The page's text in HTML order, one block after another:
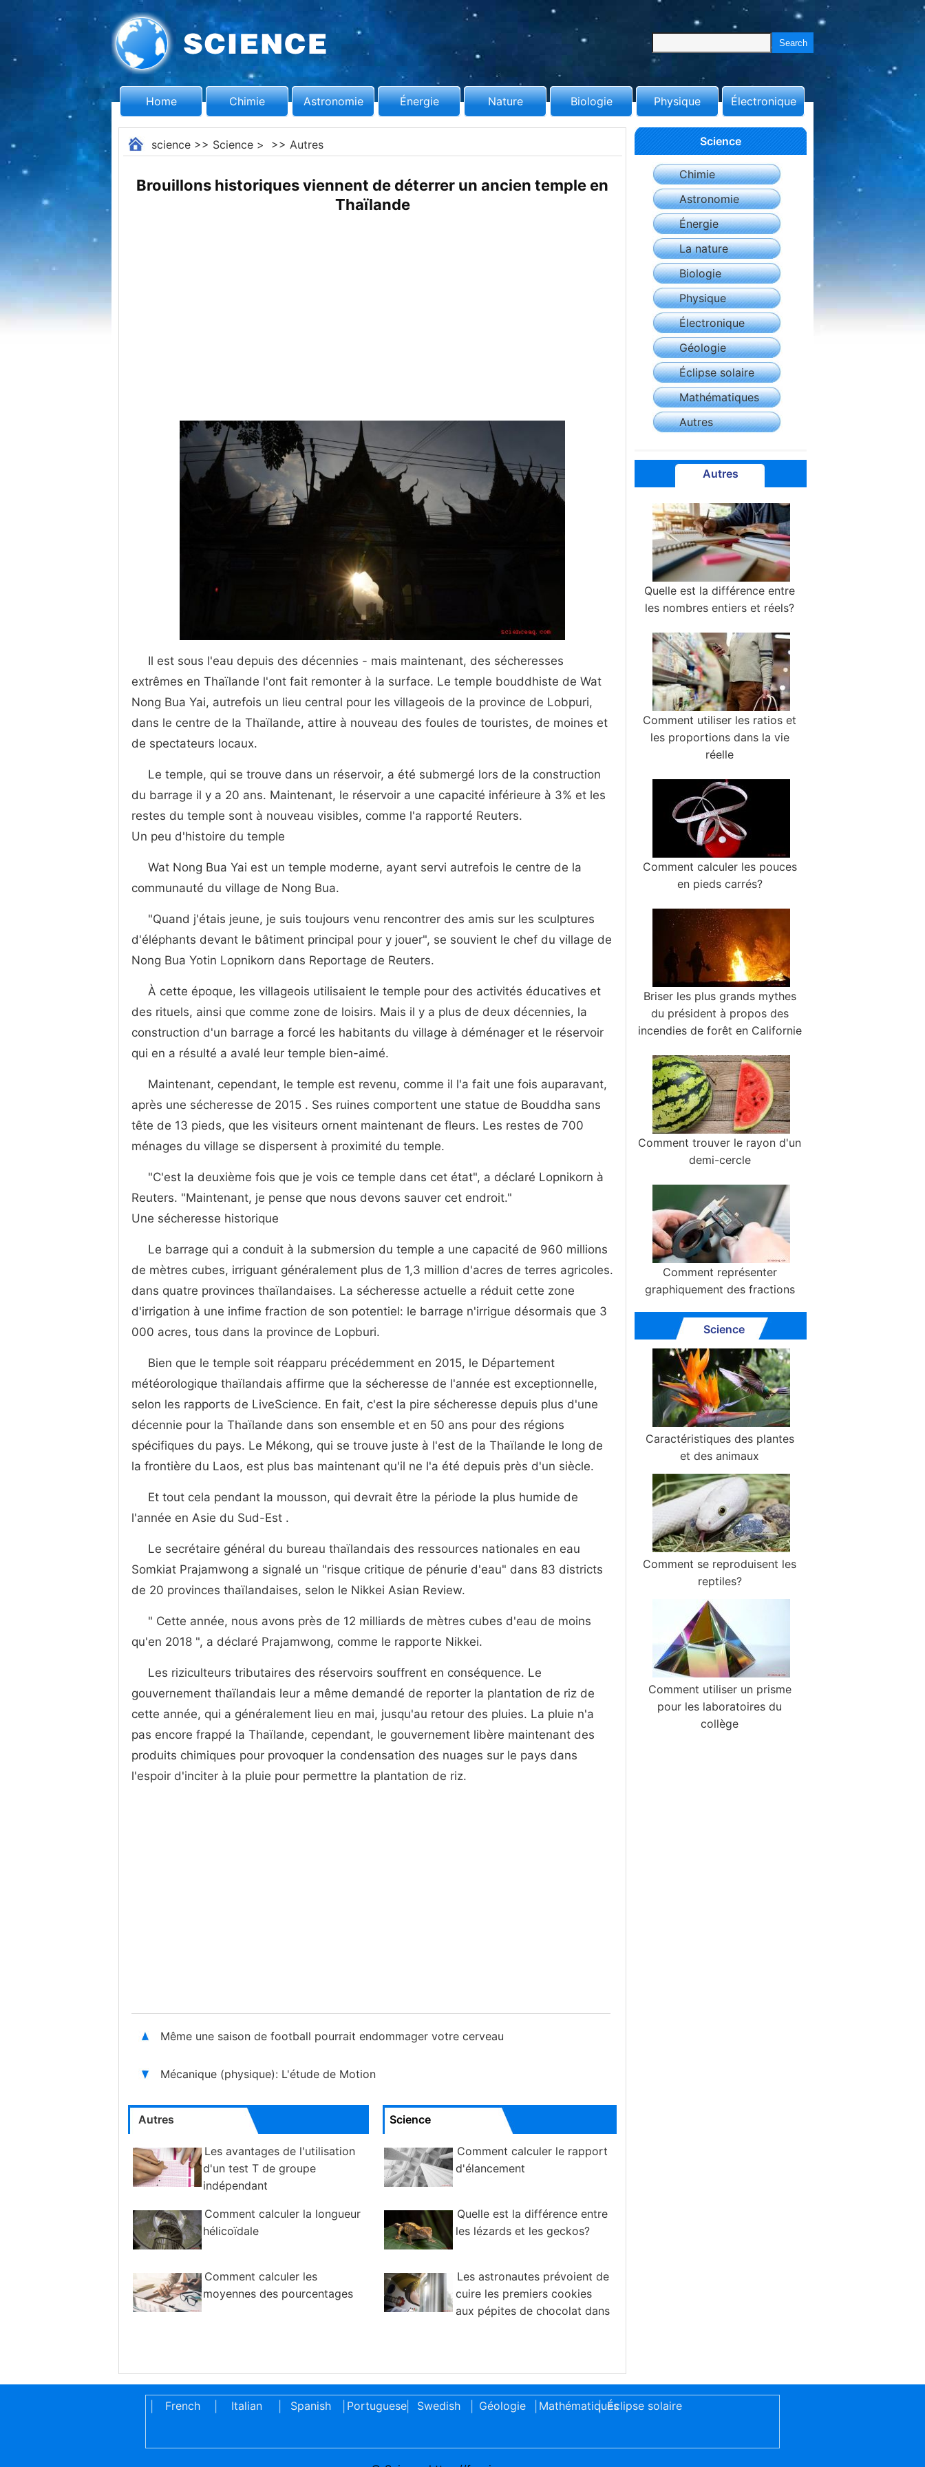
Home Chimie Astronomie Énergie Nature Biologie Physique Électronique
science>> Science> >> Autres
Brouillons historiques viennent de déterrer un ancien temple en
Thaïlande
Il est sous l'eau depuis des décennies - mais maintenant, des sécheresses
extrêmes en Thaïlande l'ont fait remonter à la surface. Le temple bouddhiste de Wat
Nong Bua Yai, autrefois un lieu central pour les villageois de la province de Lobpuri,
dans le centre de la Thaïlande, attire à nouveau des foules de touristes, de moines et
de spectateurs locaux.
Le temple, qui se trouve dans un réservoir, a été submergé lors de la construction
du barrage il y a 20 ans. Maintenant, le réservoir a une capacité inférieure à 3% et les
restes du temple sont à nouveau visibles, comme l'a rapporté Reuters.
Un peu d'histoire du temple
Wat Nong Bua Yai est un temple moderne, ayant servi autrefois le centre de la
communauté du village de Nong Bua.
"Quand j'étais jeune, je suis toujours venu rencontrer des amis sur les sculptures
d'éléphants devant le bâtiment principal pour y jouer", se souvient le chef du village de
Nong Bua Yotin Lopnikorn dans Reportage de Reuters.
À cette époque, les villageois utilisaient le temple pour des activités éducatives et
des rituels, ainsi que comme zone de loisirs. Mais il y a plus de deux décennies, la
construction d'un barrage a forcé les habitants du village à déménager et le réservoir
qui en a résulté a avalé leur temple bien-aimé.
Maintenant, cependant, le temple est revenu, comme il l'a fait une fois auparavant,
après une sécheresse de 2015 . Ses ruines comportent une statue de Bouddha sans
tête de 13 pieds, que les visiteurs ornent maintenant de fleurs. Les restes de 700
ménages du village se dispersent à proximité du temple.
"C'est la deuxième fois que je vois ce temple dans cet état", a déclaré Lopnikorn à
Reuters. "Maintenant, je pense que nous devons sauver cet endroit."
Une sécheresse historique
Le barrage qui a conduit à la submersion du temple a une capacité de 960 millions
de mètres cubes, irriguant généralement plus de 1,3 million d'acres de terres agricoles.
dans quatre provinces thaïlandaises. La sécheresse actuelle a réduit cette zone
d'irrigation à une infime fraction de son potentiel: le barrage n'irrigue désormais que 3
000 acres, tous dans la province de Lopburi.
Bien que le temple soit réapparu précédemment en 2015, le Département
météorologique thaïlandais affirme que la sécheresse de l'année est exceptionnelle,
selon les rapports de LiveScience. En fait, c'est la pire sécheresse depuis plus d'une
décennie pour la Thaïlande dans son ensemble et en 50 ans pour des régions
spécifiques du pays. Le Mékong, qui se trouve juste à l'est de la Thaïlande le long de
la frontière du Laos, est plus bas maintenant qu'il ne l'a été depuis près d'un siècle.
Et tout cela pendant la mousson, qui devrait être la période la plus humide de
l'année en Asie du Sud-Est .
Le secrétaire général du bureau thaïlandais des ressources nationales en eau
Somkiat Prajamwong a signalé un "risque critique de pénurie d'eau" dans 83 districts
de 20 provinces thaïlandaises, selon le Nikkei Asian Review.
" Cette année, nous avons près de 12 milliards de mètres cubes d'eau de moins
qu'en 2018 ", a déclaré Prajamwong, comme le rapporte Nikkei.
Les riziculteurs tributaires des réservoirs souffrent en conséquence. Le
gouvernement thaïlandais leur a même demandé de reporter la plantation de riz de
cette année, qui a généralement lieu en mai, jusqu'au retour des pluies. La pluie n'a
pas encore frappé la Thaïlande, cependant, le gouvernement libère maintenant des
produits chimiques pour provoquer la condensation des nuages sur le pays dans
l'espoir d'inciter à la pluie pour permettre la plantation de riz.
Même une saison de football pourrait endommager votre cerveau
Mécanique (physique): L'étude de Motion
Autres
Les avantages de l'utilisation
d'un test T de groupe
indépendant
Comment calculer la longueur
hélicoïdale
Comment calculer les
moyennes des pourcentages
Science
Comment calculer le rapport
d'élancement
Quelle est la différence entre
les lézards et les geckos?
Les astronautes prévoient de
cuire les premiers cookies
aux pépites de chocolat dans
Science
Chimie
Astronomie
Énergie
La nature
Biologie
Physique
Électronique
Géologie
Éclipse solaire
Mathématiques
Autres
Autres
Quelle est la différence entre
les nombres entiers et réels?
Comment utiliser les ratios et
les proportions dans la vie
réelle
Comment calculer les pouces
en pieds carrés?
Briser les plus grands mythes
du président à propos des
incendies de forêt en Californie
Comment trouver le rayon d'un
demi-cercle
Comment représenter
graphiquement des fractions
Science
Caractéristiques des plantes
et des animaux
Comment se reproduisent les
reptiles?
Comment utiliser un prisme
pour les laboratoires du
collège
French Italian Spanish Portuguese| Swedish Géologie Mathématiques
| Éclipse solaire